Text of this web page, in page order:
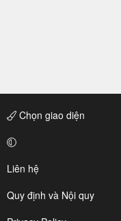
Chọn giao diện
Liên hệ
Quy định và Nội quy